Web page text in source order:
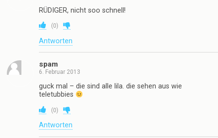
RÜDIGER, nicht soo schnell!
(0)
Antworten
spam
6. Februar 2013
guck mal – die sind alle lila. die sehen aus wie
teletubbies
(0)
Antworten